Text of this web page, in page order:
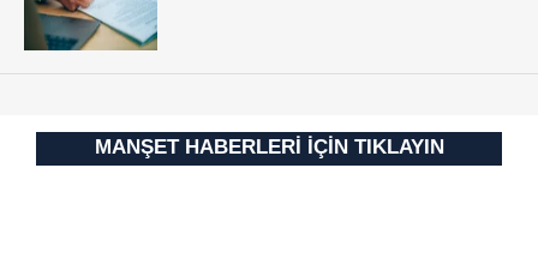
kullanılmaktadır. Bu çerezler vasıtasıyla çeşitli kişisel
verileriniz işlenmekte olup gerekli olan çerezler bilgi
kılınması ve kişiselleştirilmesi ve sizlere yönelik
reklam/pazarlama faaliyetlerinin yapılması, amaçlarıyla
MANŞET HABERLERİ İÇİN TIKLAYIN